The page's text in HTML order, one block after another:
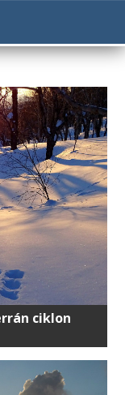
ciklon